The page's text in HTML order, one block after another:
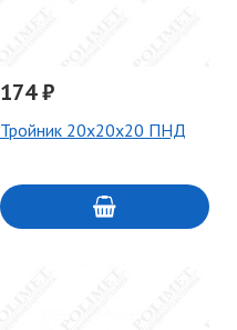
174 ₽
Тройник 20х20х20 ПНД